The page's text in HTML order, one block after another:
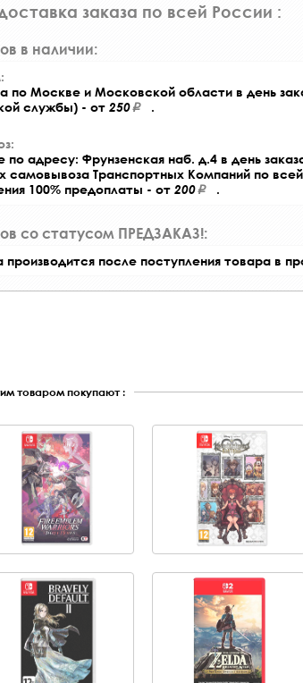
заказа по всей России :
в наличии:
по Москве и Московской области в день
службы) - от 250 .
по адресу: Фрунзенская наб. д.4 в день
самовывоза Транспортных Компаний по
100% предоплаты - от 200 .
со статусом ПРЕДЗАКАЗ!:
производится после поступления товара в
товаром покупают :